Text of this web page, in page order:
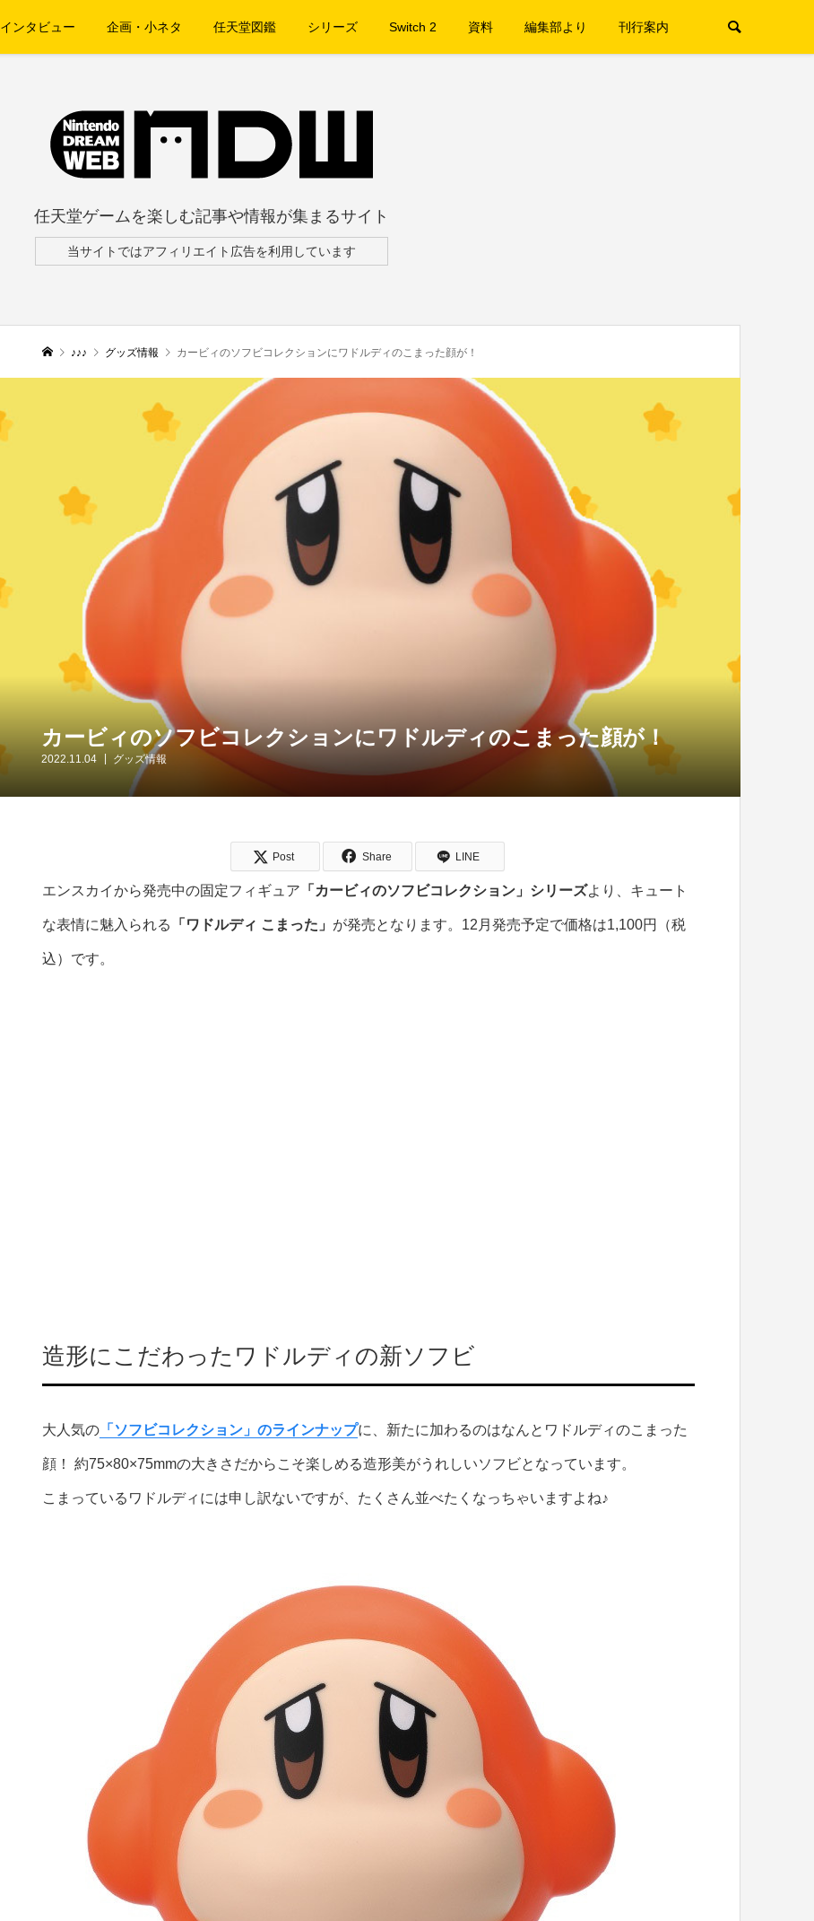
インタビュー 企画・小ネタ 任天堂図鑑 シリーズ Switch 2 資料 編集部より 刊行案内
任天堂ゲームを楽しむ記事や情報が集まるサイト
当サイトではアフィリエイト広告を利用しています
♪♪♪ グッズ情報 カービィのソフビコレクションにワドルディのこまった顔が！
カービィのソフビコレクションにワドルディのこまった顔が！
2022.11.04 グッズ情報
Post Share LINE
エンスカイから発売中の固定フィギュア 「カービィのソフビコレクション」シリーズより、キュート
な表情に魅入られる 「ワドルディ こまった」 が発売となります。12月発売予定で価格は1,100円（税
込）です。
造形にこだわったワドルディの新ソフビ
大人気の「ソフビコレクション」のラインナップに、新たに加わるのはなんとワドルディのこまった
顔！ 約75×80×75mmの大きさだからこそ楽しめる造形美がうれしいソフビとなっています。
こまっているワドルディには申し訳ないですが、たくさん並べたくなっちゃいますよね♪